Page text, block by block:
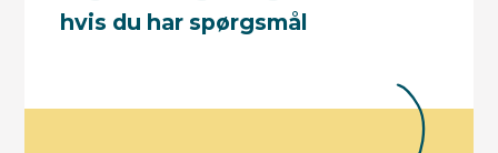
hvis du har spørgsmål